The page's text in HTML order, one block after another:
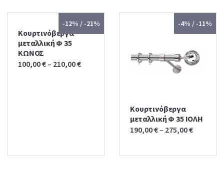
-12% / -21%
Κουρτινόβεργα
μεταλλική Φ 35
ΚΩΝΟΣ
100,00€ – 210,00€
-4% / -11%
Κουρτινόβεργα
μεταλλική Φ 35 ΙΟΛΗ
190,00€ – 275,00€